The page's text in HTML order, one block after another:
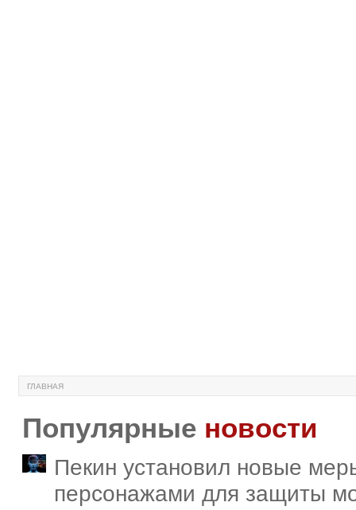
ГЛАВНАЯ
Популярные новости
Пекин установил новые
персонажами для защиты